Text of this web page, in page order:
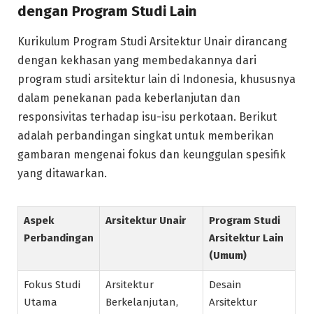
dengan Program Studi Lain
Kurikulum Program Studi Arsitektur Unair dirancang
dengan kekhasan yang membedakannya dari
program studi arsitektur lain di Indonesia, khususnya
dalam penekanan pada keberlanjutan dan
responsivitas terhadap isu-isu perkotaan. Berikut
adalah perbandingan singkat untuk memberikan
gambaran mengenai fokus dan keunggulan spesifik
yang ditawarkan.
Aspek
Perbandingan
Arsitektur Unair
Program Studi
Arsitektur Lain
(Umum)
Fokus Studi
Utama
Arsitektur
Berkelanjutan,
Desain
Arsitektur